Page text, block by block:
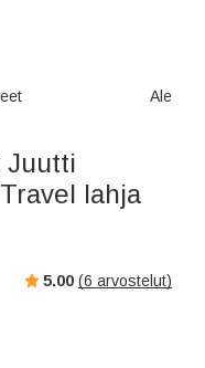
Ale
Juutti
lahja
5.00 (6 arvostelut)